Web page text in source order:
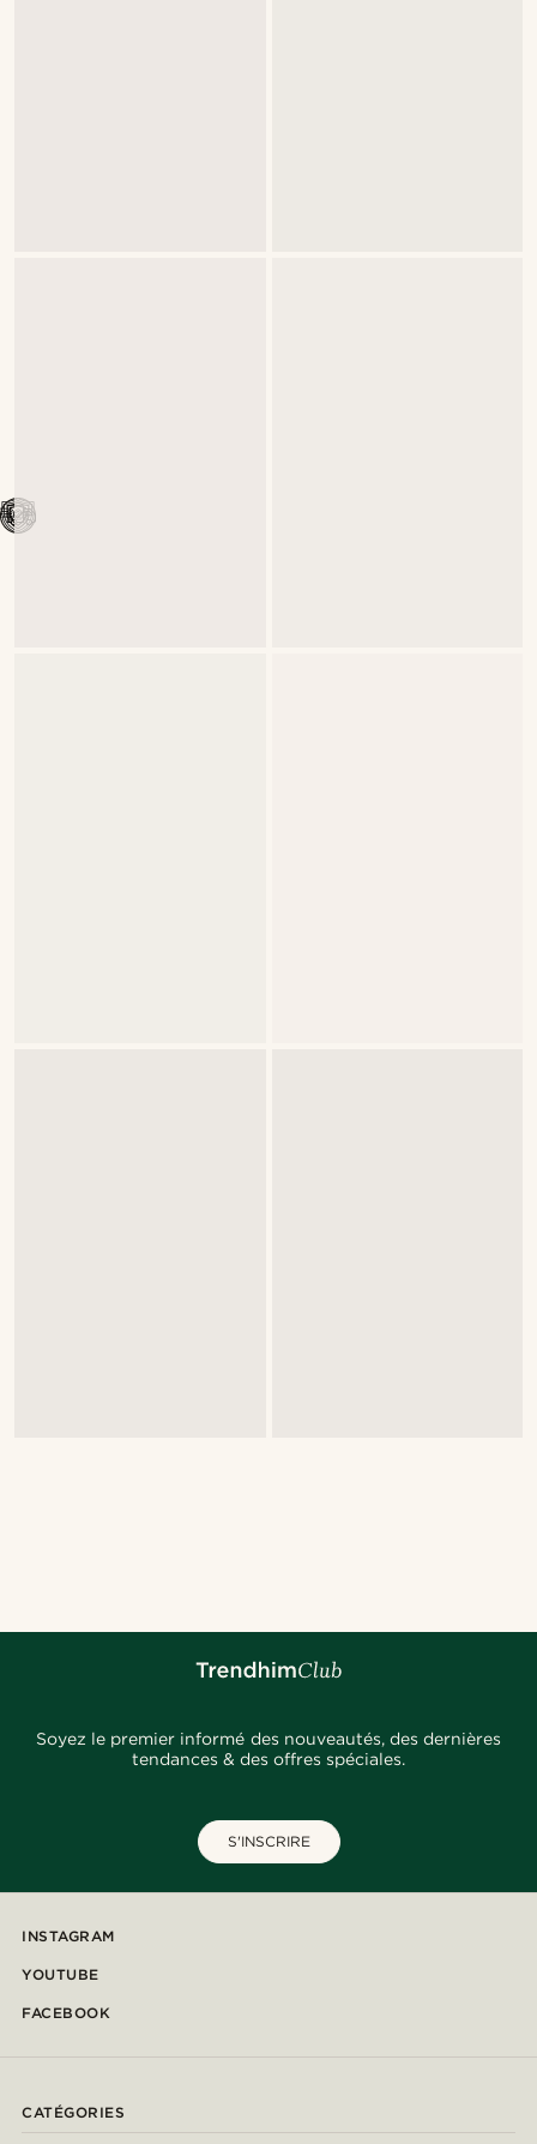
Soyez le premier informé des nouveautés, des dernières
tendances & des offres spéciales.
S'INSCRIRE
INSTAGRAM
YOUTUBE
FACEBOOK
CATÉGORIES